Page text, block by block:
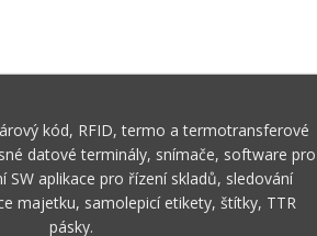
kód, RFID, termo a termotransferové
datové terminály, snímače, software pro
SW aplikace pro řízení skladů, sledování
majetku, samolepicí etikety, štítky, TTR
pásky.